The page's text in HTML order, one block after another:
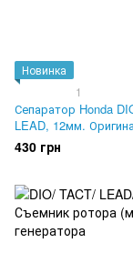
Новинка
1
Сепаратор Honda
LEAD, 12мм.
GW0-008
430 грн